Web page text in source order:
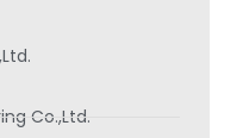
Co.,Ltd.